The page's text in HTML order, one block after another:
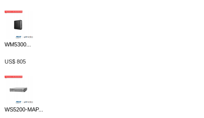
WM5300...
US$ 805
WS5200-MAP...